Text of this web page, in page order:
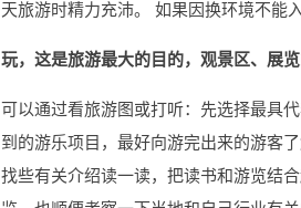
天旅游时精力充沛。 如果因换环境不能
玩，这是旅游最大的目的，观景区、展
可以通过看旅游图或打听：先选择最具
到的游乐项目，最好向游完出来的游客
找些有关介绍读一读，把读书和游览结